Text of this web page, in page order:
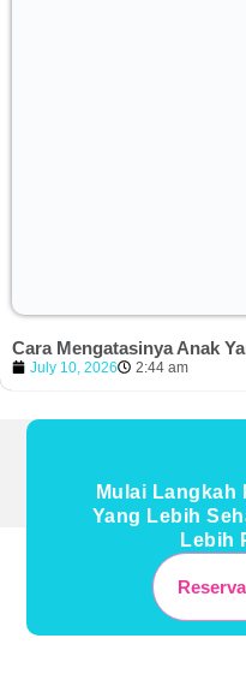
Cara Mengatasinya Anak
July 10, 2026 2:44 am
Mulai Langkah
Yang Lebih
Lebih